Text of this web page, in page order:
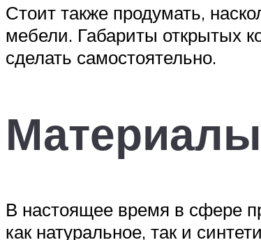
Стоит также продумать,
мебели. Габариты открытых
сделать самостоятельно.
В настоящее время в сфере
как натуральное, так и